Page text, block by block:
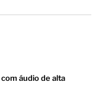
áudio de alta